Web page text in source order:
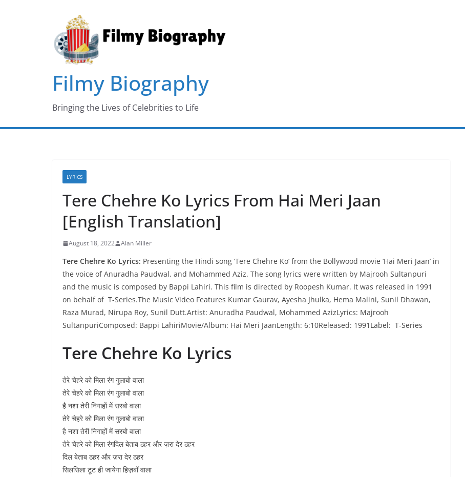
Filmy Biography
Bringing the Lives of Celebrities to Life
LYRICS
Tere Chehre Ko Lyrics From Hai Meri Jaan
[English Translation]
August 18, 2022 Alan Miller
Tere Chehre Ko Lyrics: Presenting the Hindi song ‘Tere Chehre Ko’ from the Bollywood movie ‘Hai Meri Jaan’ in
the voice of Anuradha Paudwal, and Mohammed Aziz. The song lyrics were written by Majrooh Sultanpuri
and the music is composed by Bappi Lahiri. This film is directed by Roopesh Kumar. It was released in 1991
on behalf of T-Series.The Music Video Features Kumar Gaurav, Ayesha Jhulka, Hema Malini, Sunil Dhawan,
Raza Murad, Nirupa Roy, Sunil Dutt.Artist: Anuradha Paudwal, Mohammed AzizLyrics: Majrooh
SultanpuriComposed: Bappi LahiriMovie/Album: Hai Meri JaanLength: 6:10Released: 1991Label: T-Series
Tere Chehre Ko Lyrics
तेरे चेहरे को मिला रंग गुलाबो वाला
तेरे चेहरे को मिला रंग गुलाबो वाला
है नशा तेरी निगाहों में सरबो वाला
तेरे चेहरे को मिला रंग गुलाबो वाला
है नशा तेरी निगाहों में सरबो वाला
तेरे चेहरे को मिला रंगदिल बेताब ठहर और ज़रा देर ठहर
दिल बेताब ठहर और ज़रा देर ठहर
सिलसिला टूट ही जायेगा हिज़बॉ वाला